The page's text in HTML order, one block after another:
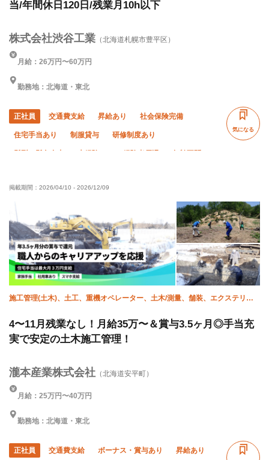
当/年間休日120日/残業月10h以下
株式会社渋谷工業 （北海道札幌市豊平区）
月給：26万円〜60万円
勤務地：北海道・東北
正社員 交通費支給 昇給あり 社会保険完備
住宅手当あり 制服貸与 研修制度あり
髪型・髪色自由 未経験OK 経験者優遇 年齢不問
年末年始休暇 車・バイク通勤OK
気になる
掲載期間： 2026/04/10 - 2026/12/09
施工管理(土木)、土工、重機オペレーター、土木/測量、舗装、エクステリ
4〜11月残業なし！月給35万〜＆賞与3.5ヶ月◎手当充
実で安定の土木施工管理！
瀧本産業株式会社 （北海道安平町）
月給：25万円〜40万円
勤務地：北海道・東北
正社員 交通費支給 ボーナス・賞与あり 昇給あり